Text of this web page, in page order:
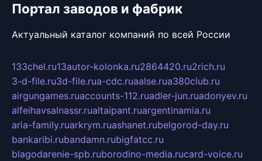
Портал заводов и фабрик
Актуальный каталог компаний по всей России
133chel.ru13autor-kolonka.ru2864420.ru2rich.ru
3-d-file.ru3d-file.rua-cdc.ruaalse.rua380club.ru
airgungames.ruaccounts-112.ruadler-jun.ruadonyev.ru
alfeihavsalnassr.rualtaipant.ruargentinamia.ru
aria-family.ruarkrym.ruashanet.rubelgorod-day.ru
bankaribi.rubandamn.rubigfatcc.ru
blagodarenie-spb.ruborodino-media.rucard-voice.ru